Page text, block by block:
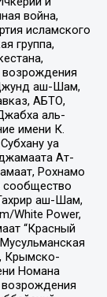
война,
исламского
группа,
аш-Шам,
АБТО,
аль-
имени К.
уа
Ат-
Рохнамо
сообщество
аш-Шам,
White Power,
“Красный
Крымско-
Номана